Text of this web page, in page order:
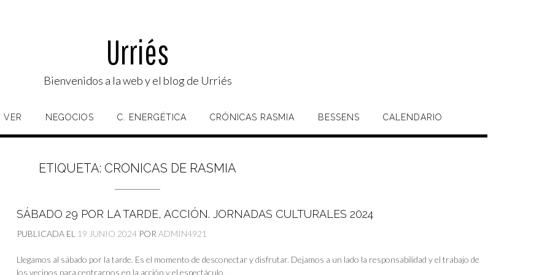
Urriés
Bienvenidos a la web y el blog de Urriés
VER NEGOCIOS C. ENERGÉTICA CRÓNICAS RASMIA BESSENS CALENDARIO
ETIQUETA: CRONICAS DE RASMIA
SÁBADO 29 POR LA TARDE, ACCIÓN. JORNADAS CULTURALES 2024
PUBLICADA EL 19 JUNIO 2024POR ADMIN4921
Llegamos al sábado por la tarde. Es el momento de desconectar y disfrutar. Dejamos a un lado la responsabilidad y el trabajo de
los vecinos para centrarnos en la acción y el espectáculo.